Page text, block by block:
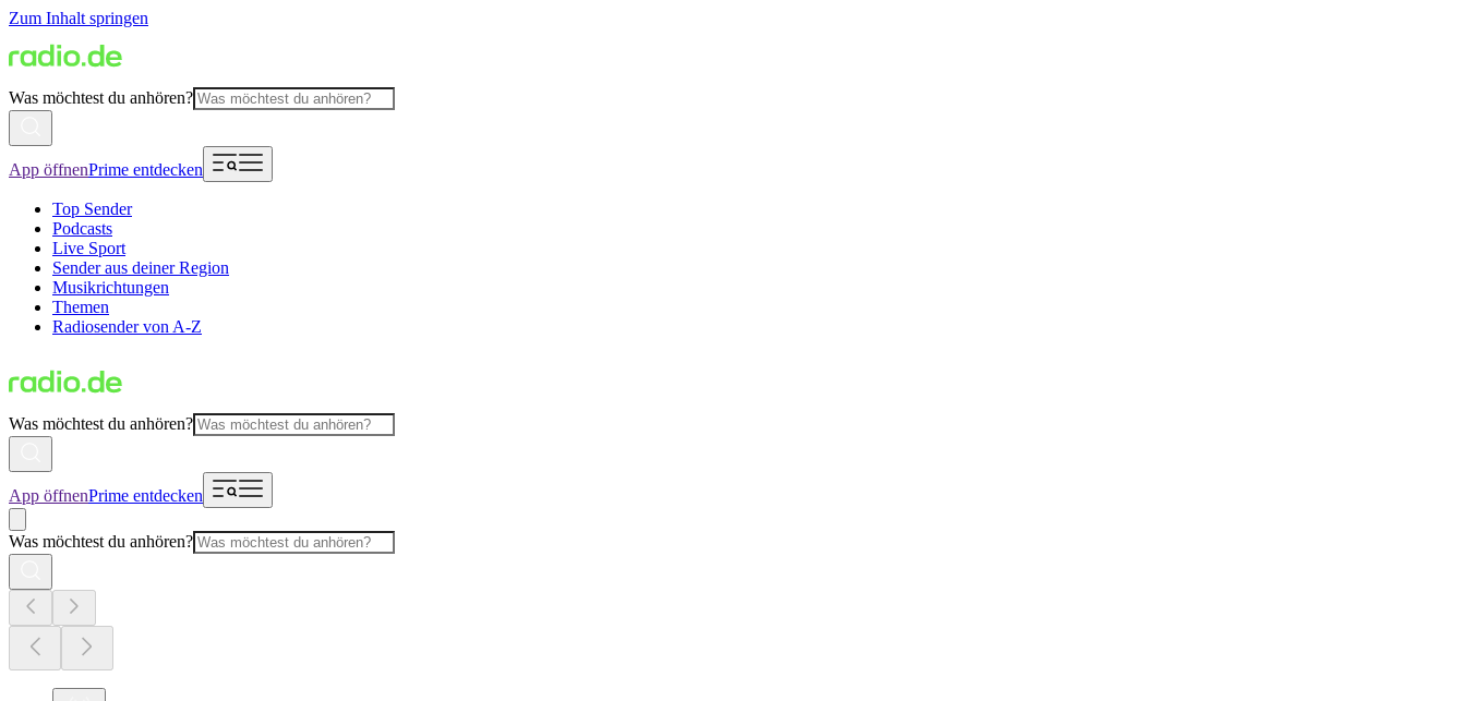
Zum Inhalt springen
Was möchtest du anhören?
App öffnenPrime entdecken
Top Sender
Podcasts
Live Sport
Sender aus deiner Region
Musikrichtungen
Themen
Radiosender von A-Z
Was möchtest du anhören?
App öffnenPrime entdecken
Was möchtest du anhören?